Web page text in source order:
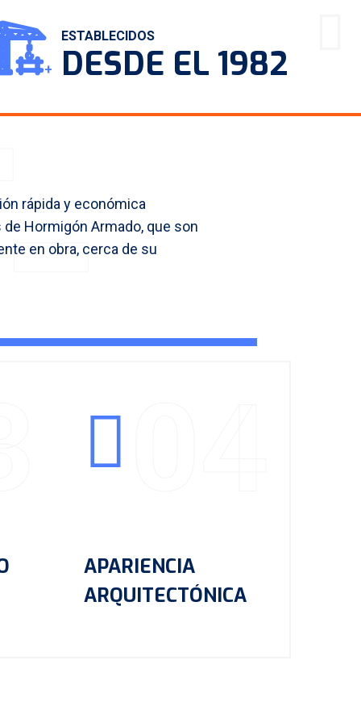
+
ESTABLECIDOS
DESDE EL 1982
rápida y económica
Hormigón Armado, que son
en obra, cerca de su
APARIENCIA
ARQUITECTÓNICA